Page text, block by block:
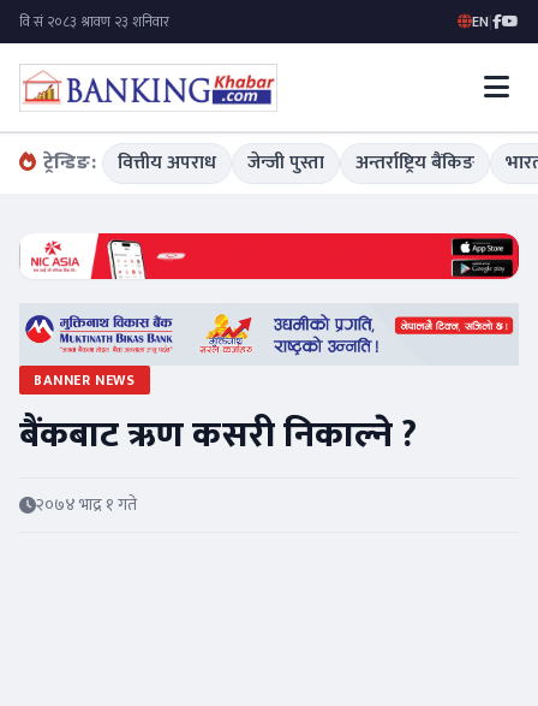
EN|
ट्रेन्डिङ: वित्तीय अपराध जेन्जी पुस्ता अन्तर्राष्ट्रिय बैंकिङ
BANNER NEWS
बैंकबाट ऋण कसरी निकाल्ने ?
२०७४ भाद्र १ गते